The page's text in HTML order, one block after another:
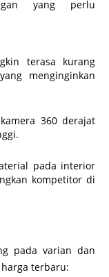
yang perlu
terasa kurang
menginginkan
360 derajat
pada interior
kompetitor di
pada varian dan
terbaru: